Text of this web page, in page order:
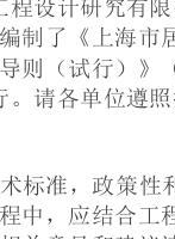
程设计研究有
制了《
上海市
则（试行）》
请各单位遵照
术标准，政策性
中，应结合工